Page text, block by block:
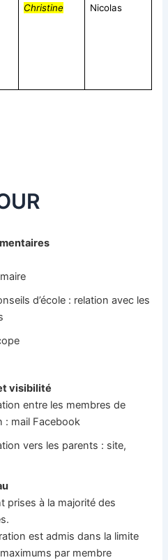
Christine
Nicolas
d’école : relation avec les
visibilité
entre les membres de
: mail Facebook
vers les parents : site,
prises à la majorité des
est admis dans la limite
par membre